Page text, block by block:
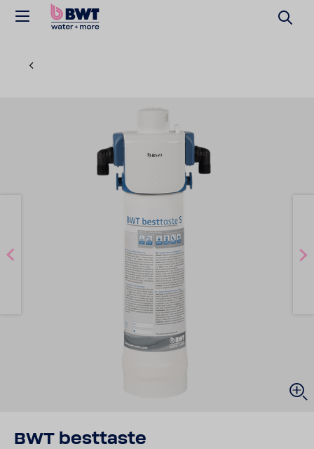
BWT best­taste